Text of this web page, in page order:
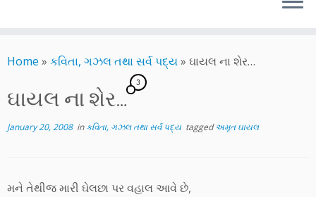
toHome » કવિતા, ગઝલ તથા સર્વ પદ્ય» ઘાયલ ના શેર…
ઘાયલ ના શેર…
3
January 20, 2008inકવિતા, ગઝલ તથા સર્વ પદ્ય taggedઅમૃત ઘાયલ
મને તેથીજ મારી ઘેલછા પર વહાલ આવે છે,